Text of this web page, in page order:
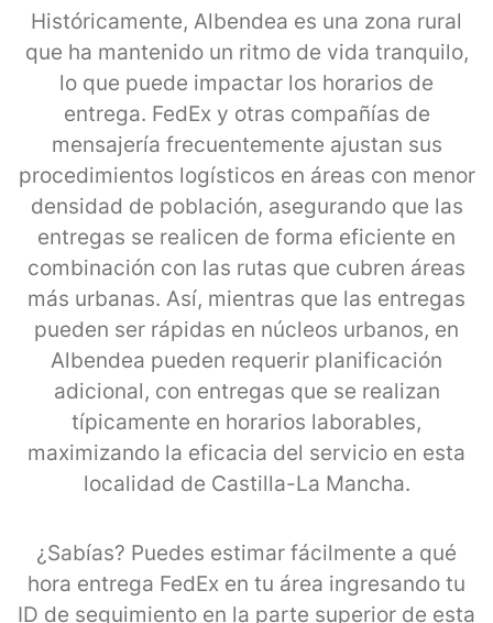
Históricamente, Albendea es una zona rural
que ha mantenido un ritmo de vida tranquilo,
lo que puede impactar los horarios de
entrega. FedEx y otras compañías de
mensajería frecuentemente ajustan sus
procedimientos logísticos en áreas con menor
densidad de población, asegurando que las
entregas se realicen de forma eficiente en
combinación con las rutas que cubren áreas
más urbanas. Así, mientras que las entregas
pueden ser rápidas en núcleos urbanos, en
Albendea pueden requerir planificación
adicional, con entregas que se realizan
típicamente en horarios laborables,
maximizando la eficacia del servicio en esta
localidad de Castilla-La Mancha.
¿Sabías? Puedes estimar fácilmente a qué
hora entrega FedEx en tu área ingresando tu
ID de seguimiento en la parte superior de esta